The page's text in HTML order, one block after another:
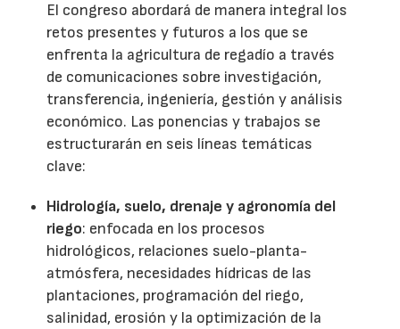
El congreso abordará de manera integral los
retos presentes y futuros a los que se
enfrenta la agricultura de regadío a través
de comunicaciones sobre investigación,
transferencia, ingeniería, gestión y análisis
económico. Las ponencias y trabajos se
estructurarán en seis líneas temáticas
clave:
Hidrología, suelo, drenaje y agronomía del
riego: enfocada en los procesos
hidrológicos, relaciones suelo-planta-
atmósfera, necesidades hídricas de las
plantaciones, programación del riego,
salinidad, erosión y la optimización de la